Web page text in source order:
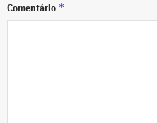
Comentário *